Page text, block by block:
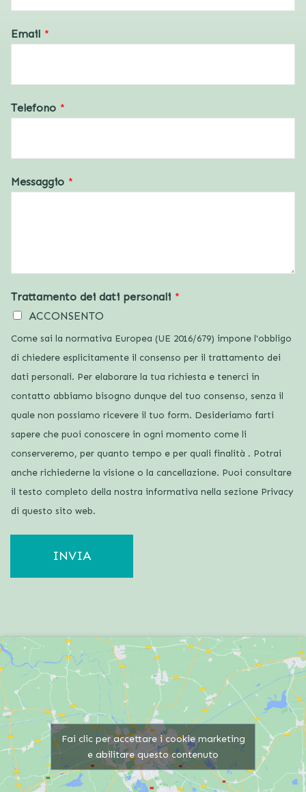
Email *
Telefono *
Messaggio *
Trattamento dei dati personali *
ACCONSENTO
Come sai la normativa Europea (UE 2016/679) impone l'obbligo
di chiedere esplicitamente il consenso per il trattamento dei
dati personali. Per elaborare la tua richiesta e tenerci in
contatto abbiamo bisogno dunque del tuo consenso, senza il
quale non possiamo ricevere il tuo form. Desideriamo farti
sapere che puoi conoscere in ogni momento come li
conserveremo, per quanto tempo e per quali finalità . Potrai
anche richiederne la visione o la cancellazione. Puoi consultare
il testo completo della nostra informativa nella sezione Privacy
di questo sito web.
INVIA
Fai clic per accettare i cookie marketing
e abilitare questo contenuto